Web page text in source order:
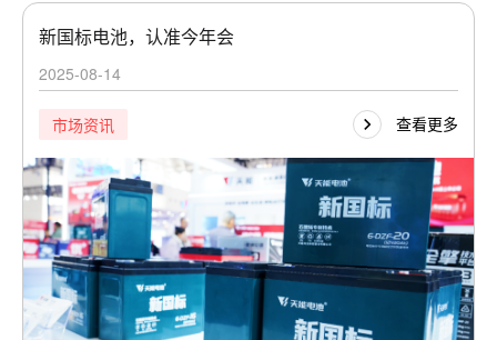
新国标电池，认准今年会
2025-08-14
市场资讯 查看更多